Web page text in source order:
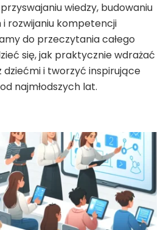
wiedzy, budowaniu
rozwijaniu kompetencji
do przeczytania całego
się, jak praktycznie wdrażać
i tworzyć inspirujące
najmłodszych lat.